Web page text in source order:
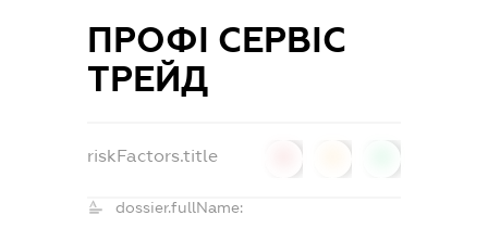
ПРОФІ СЕРВІС
ТРЕЙД
riskFactors.title
dossier.fullName: